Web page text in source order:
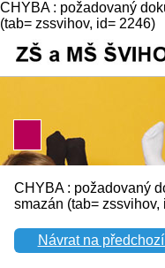
CHYBA : požadovaný
(tab= zssvihov, id= 2246)
CHYBA : požadovaný
smazán (tab= zssvihov,
Návrat na